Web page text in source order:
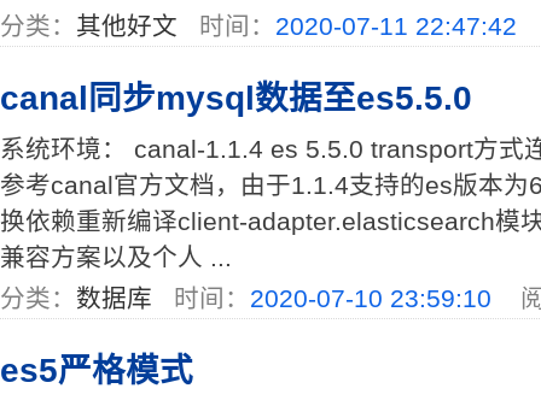
分类： 其他好文 时间： 2020-07-11 22:47:42
canal同步mysql数据至es5.5.0
系统环境： canal-1.1.4 es 5.5.0 transport方式
参考canal官方文档，由于1.1.4支持的es版本为
换依赖重新编译client-adapter.elasticsearch模
兼容方案以及个人 ...
分类： 数据库 时间： 2020-07-10 23:59:10 阅
es5严格模式